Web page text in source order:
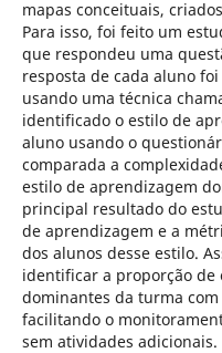
mapas conceituais,
Para isso, foi feito um
que respondeu uma
resposta de cada aluno
usando uma técnica
identificado o estilo de
aluno usando o
comparada a
estilo de aprendizagem
principal resultado do
de aprendizagem e a
dos alunos desse estilo.
identificar a proporção de
dominantes da turma
facilitando o
sem atividades adicionais.